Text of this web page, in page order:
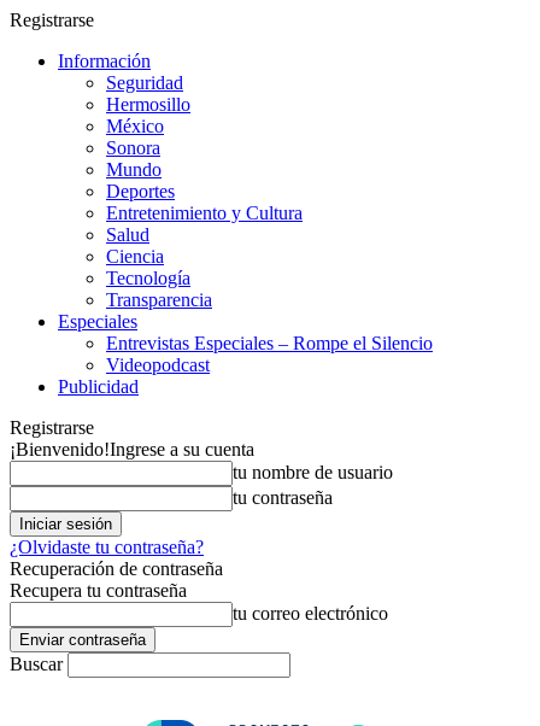
Registrarse
Información
Seguridad
Hermosillo
México
Sonora
Mundo
Deportes
Entretenimiento y Cultura
Salud
Ciencia
Tecnología
Transparencia
Especiales
Entrevistas Especiales – Rompe el Silencio
Videopodcast
Publicidad
Registrarse
¡Bienvenido!Ingrese a su cuenta
tu nombre de usuario
tu contraseña
¿Olvidaste tu contraseña?
Recuperación de contraseña
Recupera tu contraseña
tu correo electrónico
Buscar